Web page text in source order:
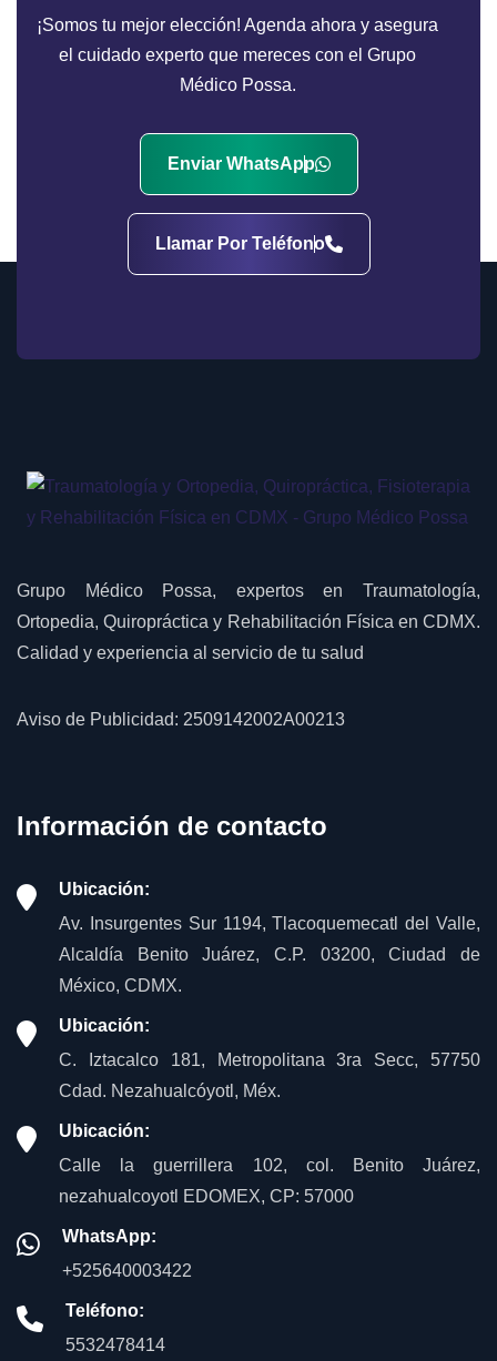
¡Somos tu mejor elección! Agenda ahora y asegura
el cuidado experto que mereces con el Grupo
Médico Possa.
Enviar WhatsApp
Llamar Por Teléfono
Grupo Médico Possa, expertos en Traumatología,
Ortopedia, Quiropráctica y Rehabilitación Física en CDMX.
Calidad y experiencia al servicio de tu salud
Aviso de Publicidad: 2509142002A00213
Información de contacto
Ubicación:
Av. Insurgentes Sur 1194, Tlacoquemecatl del Valle,
Alcaldía Benito Juárez, C.P. 03200, Ciudad de
México, CDMX.
Ubicación:
C. Iztacalco 181, Metropolitana 3ra Secc, 57750
Cdad. Nezahualcóyotl, Méx.
Ubicación:
Calle la guerrillera 102, col. Benito Juárez,
nezahualcoyotl EDOMEX, CP: 57000
WhatsApp:
+525640003422
Teléfono:
5532478414